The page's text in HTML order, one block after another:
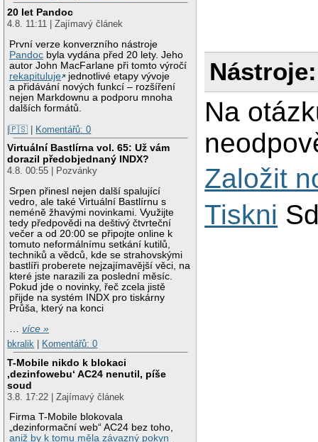
20 let Pandoc
4.8. 11:11 | Zajímavý článek
První verze konverzního nástroje
Pandoc byla vydána před 20 lety. Jeho
autor John MacFarlane při tomto výročí
rekapituluje
jednotlivé etapy vývoje
a přidávání nových funkcí – rozšíření
nejen Markdownu a podporu mnoha
dalších formátů.
|🇵🇸 | Komentářů: 0
Virtuální Bastlírna vol. 65: Už vám
dorazil předobjednaný INDX?
4.8. 00:55 | Pozvánky
Srpen přinesl nejen další spalující
vedro, ale také Virtuální Bastlírnu s
neméně žhavými novinkami. Využijte
tedy předpovědi na deštivý čtvrteční
večer a od 20:00 se připojte online k
tomuto neformálnímu setkání kutilů,
techniků a vědců, kde se strahovskými
bastlíři proberete nejzajímavější věci, na
které jste narazili za poslední měsíc.
Pokud jde o novinky, řeč zcela jistě
přijde na systém INDX pro tiskárny
Průša, který na konci
…více »
bkralik
Komentářů: 0
T-Mobile nikdo k blokaci
‚dezinfowebu‘ AC24 nenutil, píše
soud
3.8. 17:22 | Zajímavý článek
Firma T-Mobile blokovala
„dezinformační web“ AC24 bez toho,
aniž by k tomu měla závazný pokyn
Nástroje:
Na
Založit
Tiskni